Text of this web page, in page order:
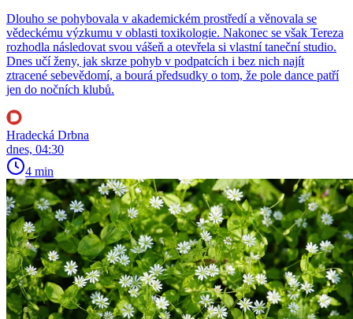
Dlouho se pohybovala v akademickém prostředí a věnovala se
vědeckému výzkumu v oblasti toxikologie. Nakonec se však Tereza
rozhodla následovat svou vášeň a otevřela si vlastní taneční studio.
Dnes učí ženy, jak skrze pohyb v podpatcích i bez nich najít
ztracené sebevědomí, a bourá předsudky o tom, že pole dance patří
jen do nočních klubů.
Hradecká Drbna
dnes, 04:30
4 min